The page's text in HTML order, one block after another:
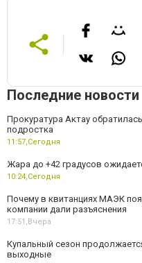
Последние новости
Прокуратура Актау
подростка
11:57,Сегодня
Жара до +42 градусов
10:24,Сегодня
Почему в квитанциях МАЭК
компании дали разъяснения
17:51, Вчера
Купальный сезон
выходные